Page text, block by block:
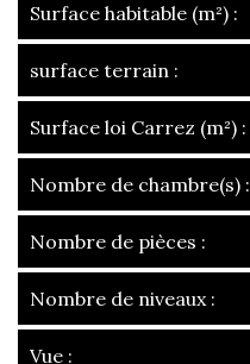
Surface habitable (m²) :
surface terrain :
Surface loi Carrez (m²) :
Nombre de chambre(s) :
Nombre de pièces :
Nombre de niveaux :
Vue :